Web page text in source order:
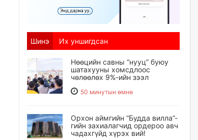
Шинэ Их уншигдсан
Нөөцийн савны “нууц” буюу
шатахууны хомсдлоос
чөлөөлөх 9%-ийн зээл
50 минутын өмнө
Орхон аймгийн “Будда вилла”-
гийн захиалагчид ордероо авч
чадахгүйд хүрэх вий!